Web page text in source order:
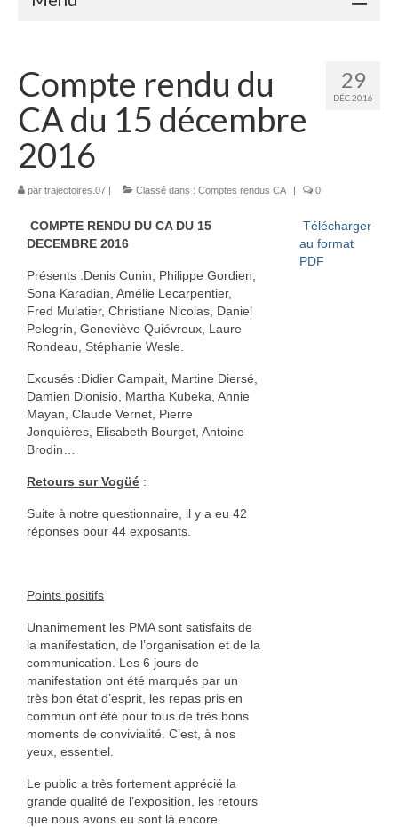
Adhérents
Céramique
Atelier de la Volane
Elisabeth Bourget
Miryan Hernandez
Gwladys Lopez
Annie Mayan
Brigitte Moron
Annie Hostein Mortier
Danièle Raya-Moreno
Anne-Lise Roussy
Arts plastiques
Isabelle Tahon
Lise Van Baaren
Stéphanie van Poppel
Verre
Georges et Monique Stahl
Bois
29
DÉC 2016
Compte rendu du
CA du 15 décembre
2016
par trajectoires.07 | Classé dans : Comptes rendus CA | 0
COMPTE RENDU DU CA DU 15
DECEMBRE 2016
Présents :Denis Cunin, Philippe Gordien,
Sona Karadian, Amélie Lecarpentier,
Fred Mulatier, Christiane Nicolas, Daniel
Pelegrin, Geneviève Quiévreux, Laure
Rondeau, Stéphanie Wesle.
Excusés :Didier Campait, Martine Diersé,
Damien Dionisio, Martha Kubeka, Annie
Mayan, Claude Vernet, Pierre
Jonquières, Elisabeth Bourget, Antoine
Brodin…
Retours sur Vogüé :
Suite à notre questionnaire, il y a eu 42
réponses pour 44 exposants.
Points positifs
Unanimement les PMA sont satisfaits de
la manifestation, de l’organisation et de la
communication. Les 6 jours de
manifestation ont été marqués par un
très bon état d’esprit, les repas pris en
commun ont été pour tous de très bons
moments de convivialité. C’est, à nos
yeux, essentiel.
Le public a très fortement apprécié la
grande qualité de l’exposition, les retours
que nous avons eu sont là encore
Télécharger
au format
PDF